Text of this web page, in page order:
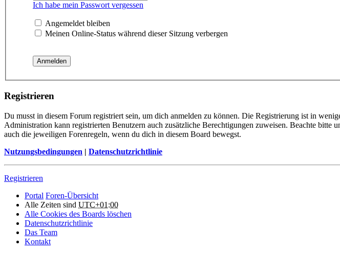
Ich habe mein Passwort vergessen
Angemeldet bleiben
Meinen Online-Status während dieser Sitzung verbergen
Registrieren
Du musst in diesem Forum registriert sein, um dich anmelden zu können. Die Registrierung ist in
Administration kann registrierten Benutzern auch zusätzliche Berechtigungen zuweisen. Beachte
auch die jeweiligen Forenregeln, wenn du dich in diesem Board bewegst.
Nutzungsbedingungen | Datenschutzrichtlinie
Registrieren
Portal Foren-Übersicht
Alle Zeiten sind UTC+01:00
Alle Cookies des Boards löschen
Datenschutzrichtlinie
Das Team
Kontakt